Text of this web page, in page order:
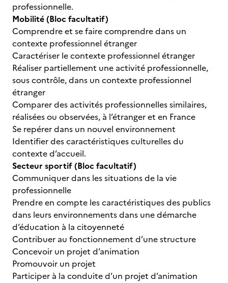
professionnelle.
Mobilité (Bloc facultatif)
Comprendre et se faire comprendre dans un
contexte professionnel étranger
Caractériser le contexte professionnel étranger
Réaliser partiellement une activité professionnelle,
sous contrôle, dans un contexte professionnel
étranger
Comparer des activités professionnelles similaires,
réalisées ou observées, à l’étranger et en France
Se repérer dans un nouvel environnement
Identifier des caractéristiques culturelles du
contexte d’accueil.
Secteur sportif (Bloc facultatif)
Communiquer dans les situations de la vie
professionnelle
Prendre en compte les caractéristiques des publics
dans leurs environnements dans une démarche
d’éducation à la citoyenneté
Contribuer au fonctionnement d’une structure
Concevoir un projet d’animation
Promouvoir un projet
Participer à la conduite d’un projet d’animation